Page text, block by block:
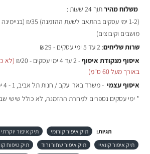
משלוח מהירתוך 24 שעות :
(1-2 ימי עסקים בהתאם לשעת ההזמנה)
₪35
מושבים וקיבוצים)
שרות שליחים: 2 עד 5 ימי עסקים - ₪29
איסוף מנקודת איסוף- 2 עד 4 ימי עסקים - ₪20
(לא
באורך מעל 60 ס"מ)
איסוף עצמי - משרד באר יעקב / חנות תל אביב, 1 - 4 ימי עסקים - חינם
* ימי עסקים נספרים למחרת ההזמנה, לא כולל שישי
תגיות: תיק איפור קורומי תיק איפור יוקרתי
תיק איפור קוואיי
תיק איפור שחור ורוד תיק טיפוח